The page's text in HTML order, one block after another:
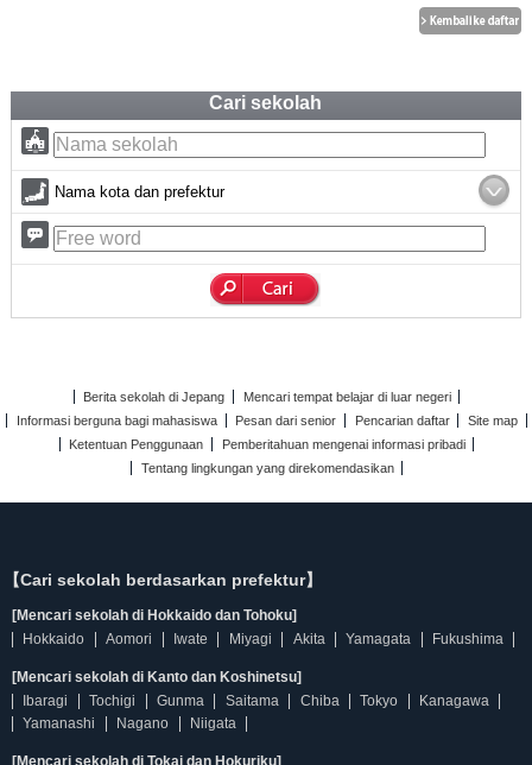
Cari sekolah
Nama kota dan prefektur
Berita sekolah di Jepang
Mencari tempat belajar di luar negeri
Informasi berguna bagi mahasiswa
Pesan dari senior Pencarian daftar
Site map
Ketentuan Penggunaan
Pemberitahuan mengenai informasi pribadi
Tentang lingkungan yang direkomendasikan
【Cari sekolah berdasarkan prefektur】
[Mencari sekolah di Hokkaido dan Tohoku]
Hokkaido
Aomori Iwate Miyagi Akita Yamagata Fukushima
[Mencari sekolah di Kanto dan Koshinetsu]
Ibaragi
Tochigi Gunma Saitama Chiba Tokyo
Kanagawa
Yamanashi
Nagano Niigata
[Mencari sekolah di Tokai dan Hokuriku]